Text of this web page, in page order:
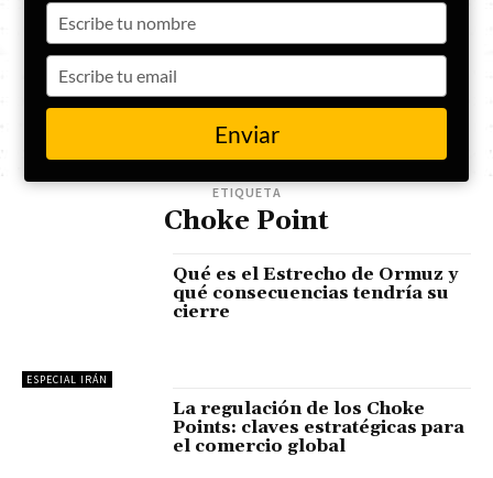
ETIQUETA
Choke Point
ESPECIAL IRÁN
Qué es el Estrecho de Ormuz y
qué consecuencias tendría su
cierre
La regulación de los Choke
Points: claves estratégicas para
el comercio global
your
name
your
email
Enviar